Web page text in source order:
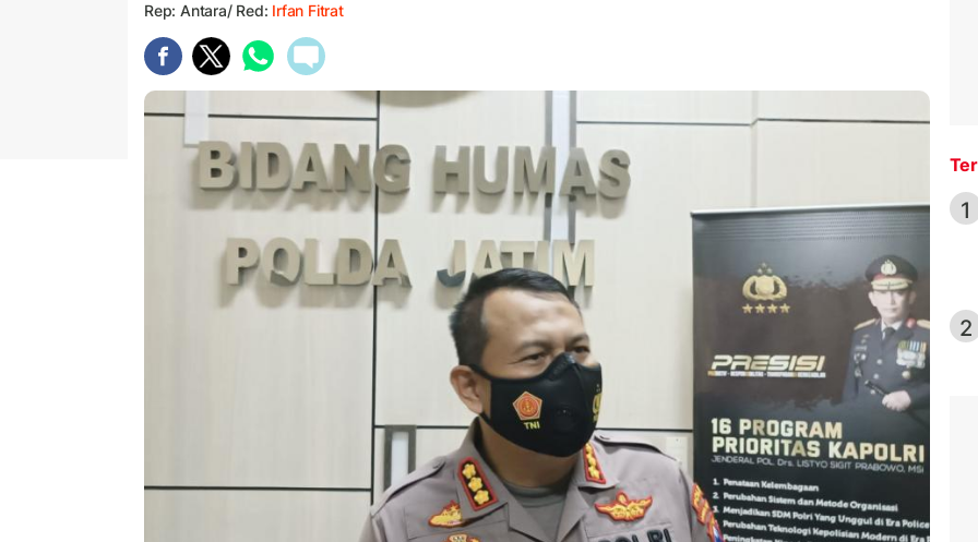
Rep: Antara/ Red: Irfan Fitrat
1
2